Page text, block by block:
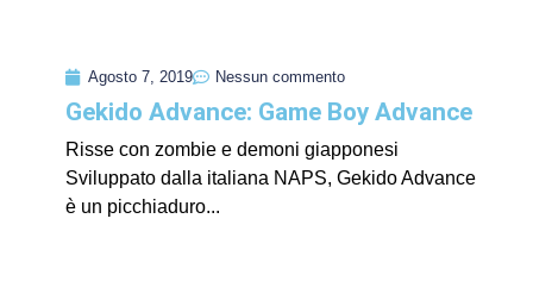
Agosto 7, 2019 Nessun commento
Gekido Advance: Game Boy Advance
Risse con zombie e demoni giapponesi
Sviluppato dalla italiana NAPS, Gekido Advance
è un picchiaduro...